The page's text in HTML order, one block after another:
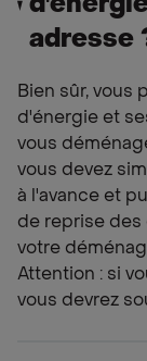
adresse
Bien sûr, vous
d'énergie et
vous
vous devez
à l'avance et
de reprise des
votre
Attention : si
vous devrez